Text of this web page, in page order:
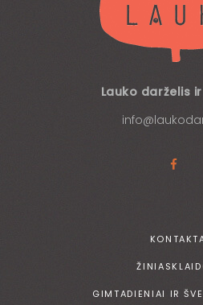
Lauko darželis
GIMTADIENIAI IR